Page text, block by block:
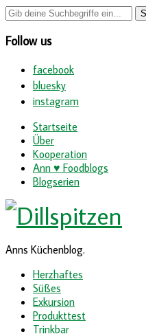
Follow us
facebook
bluesky
instagram
Startseite
Über
Kooperation
Ann ♥ Foodblogs
Blogserien
Anns Küchenblog.
Herzhaftes
Süßes
Exkursion
Produkttest
Trinkbar